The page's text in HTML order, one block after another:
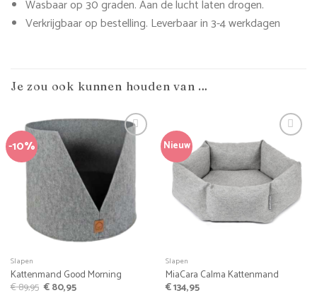
Wasbaar op 30 graden. Aan de lucht laten drogen.
Verkrijgbaar op bestelling. Leverbaar in 3-4 werkdagen
Je zou ook kunnen houden van …
-10%
Slapen
Kattenmand Good Morning
€89,95 Oorspronkelijke
€80,95Huidige
prijs
Nieuw
Slapen
MiaCara Calma Kattenmand
€134,95